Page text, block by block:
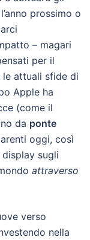
prossimo o
– magari
per il
le attuali sfide di
Apple ha
(come il
da ponte
oggi, così
sugli
attraverso
verso
nella